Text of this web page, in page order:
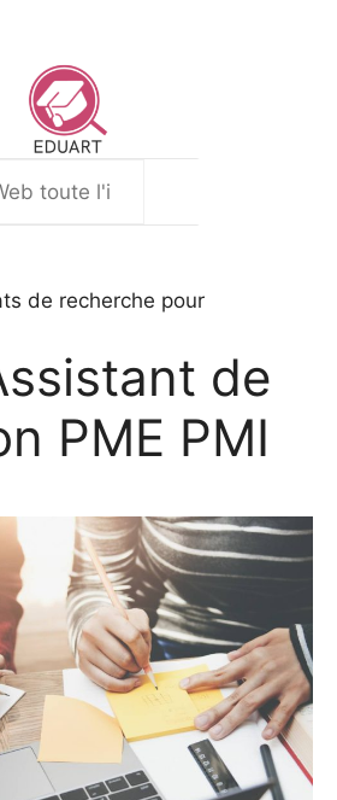
de recherche pour
de
PME PMI